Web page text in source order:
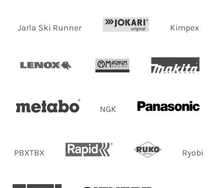
Jarla Ski Runner Kimpex
NGK
PBXTBX Ryobi